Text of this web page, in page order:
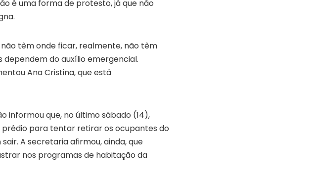
é uma forma de protesto, já que não
têm onde ficar, realmente, não têm
dependem do auxílio emergencial.
Ana Cristina, que está
informou que, no último sábado (14),
para tentar retirar os ocupantes do
A secretaria afirmou, ainda, que
nos programas de habitação da